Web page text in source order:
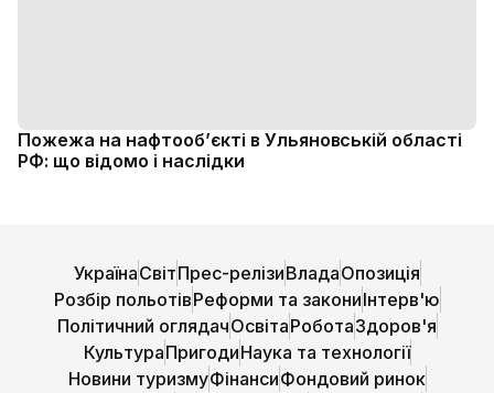
Пожежа на нафтооб’єкті в Ульяновській області
РФ: що відомо і наслідки
УкраїнаСвітПрес-релізиВладаОпозиція
Розбір польотівРеформи та закониІнтерв'ю
Політичний оглядачОсвітаРоботаЗдоров'я
КультураПригодиНаука та технології
Новини туризмуФінансиФондовий ринок